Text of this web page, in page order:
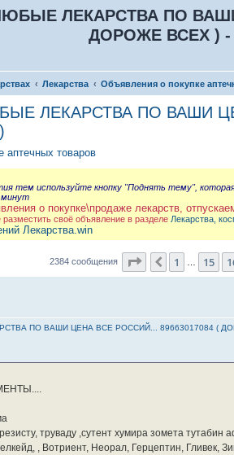
ЛЕКАРСТВА ПО ВАШИ
ДОРОЖЕ ВСЕХ ) -
Лекарства Объявления о покупке
ЛЕКАРСТВА ПО ВАШИ
аптечных товаров
тем используйте кнопку "Поднять тему",
минут
о покупке\продаже лекарств,
своё объявление в разделе Лекарства,
Лекарства.win
2384 сообщения Страница 17из
Пред.
1 15
ПО ВАШИ ЦЕНА ВСЕ РОССИЙ... 89663017084 (
труваду ,сутент хумира зомета
, Вотриент, Неорал, Герцептин, Гливек,